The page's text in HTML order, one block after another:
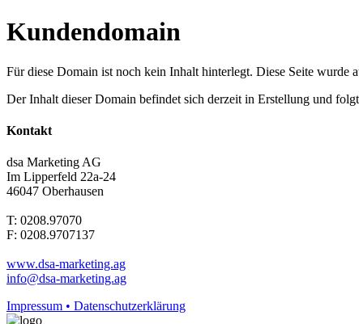
Kundendomain
Für diese Domain ist noch kein Inhalt hinterlegt. Diese Seite wurde
Der Inhalt dieser Domain befindet sich derzeit in Erstellung und
Kontakt
dsa Marketing AG
Im Lipperfeld 22a-24
46047 Oberhausen
T: 0208.97070
F: 0208.9707137
www.dsa-marketing.ag
info@dsa-marketing.ag
Impressum • Datenschutzerklärung